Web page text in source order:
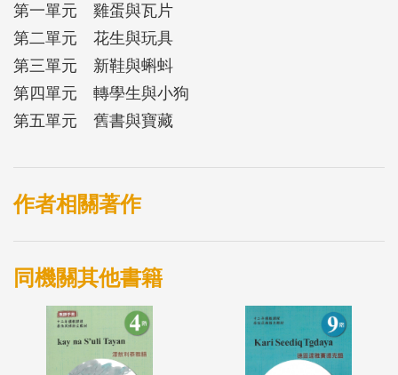
理解和尊重。期待未來有更多人學習臺灣手語，社會
大眾有更多手語的使用者，讓聾朋友得以在日常生活
環境中溝通無礙，同享語言友善環境所帶來的共好社
會。
第一單元 雞蛋與瓦片
第二單元 花生與玩具
第三單元 新鞋與蝌蚪
第四單元 轉學生與小狗
第五單元 舊書與寶藏
作者相關著作
同機關其他書籍